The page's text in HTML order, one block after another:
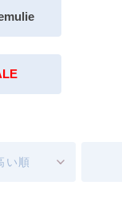
い順